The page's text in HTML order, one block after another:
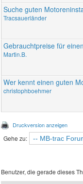
Suche guten
Tracsauerländer
Gebrauchtpreise für
Martin.B.
Wer kennt einen guten
christophboehmer
Druckversion anzeigen
Gehe zu:
Benutzer, die gerade dieses